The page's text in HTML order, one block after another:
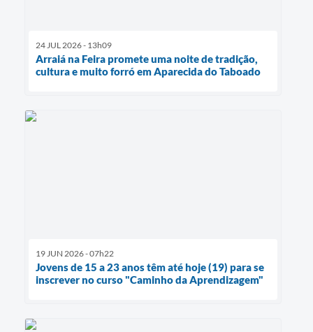
24 JUL 2026 - 13h09
Arraiá na Feira promete uma noite de tradição,
cultura e muito forró em Aparecida do Taboado
19 JUN 2026 - 07h22
Jovens de 15 a 23 anos têm até hoje (19) para se
inscrever no curso "Caminho da Aprendizagem"